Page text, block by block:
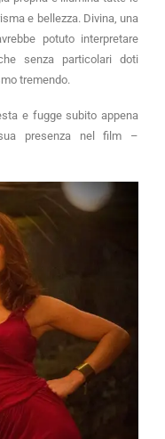
e bellezza. Divina, una
potuto interpretare
senza particolari doti
tremendo.
e fugge subito appena
presenza nel film –